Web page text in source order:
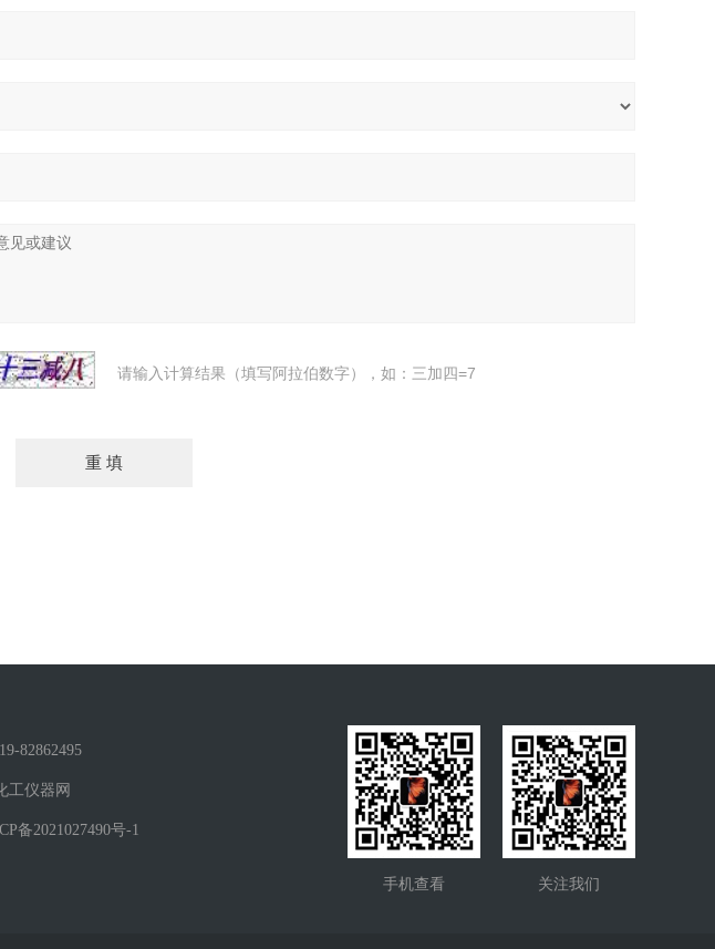
请输入计算结果（填写阿拉伯数字），如：三加四=7
关注我们
手机查看
82862495
工仪器网
备2021027490号-1